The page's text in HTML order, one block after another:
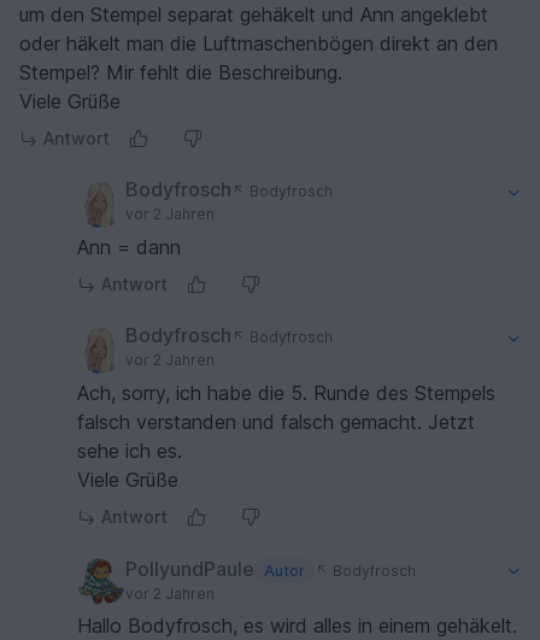
um den Stempel separat gehäkelt und Ann angeklebt
oder häkelt man die Luftmaschenbögen direkt an den
Stempel? Mir fehlt die Beschreibung.
Viele Grüße
Antwort
Bodyfrosch
Bodyfrosch
vor 2 Jahren
Ann = dann
Antwort
Bodyfrosch
Bodyfrosch
vor 2 Jahren
Ach, sorry, ich habe die 5. Runde des Stempels
falsch verstanden und falsch gemacht. Jetzt
sehe ich es.
Viele Grüße
Antwort
PollyundPaule Autor
Bodyfrosch
vor 2 Jahren
Hallo Bodyfrosch, es wird alles in einem gehäkelt.